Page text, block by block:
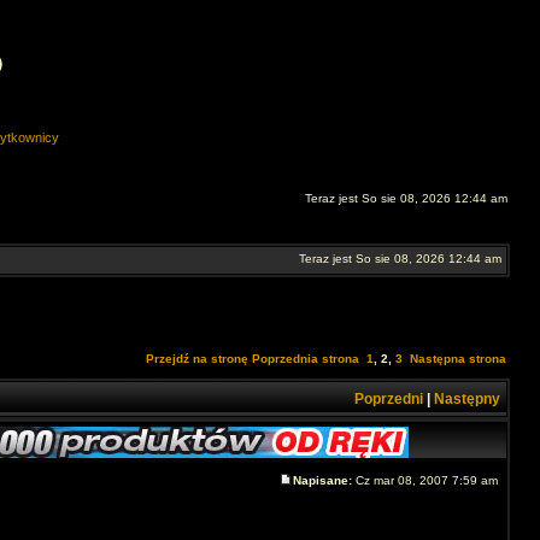
Teraz jest So sie 08, 2026 12:44 am
Teraz jest So sie 08, 2026 12:44 am
Przejdź na stronę Poprzednia strona 1 2 3 Następna strona
Poprzedni Następny
Napisane: Cz mar 08, 2007 7:59 am